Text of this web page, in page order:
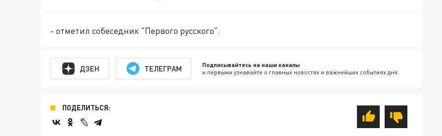
- отметил собеседник "Первого русского".
ДЗЕН ТЕЛЕГРАМ Подписывайтесь на наши каналы
и первыми узнавайте о главных новостях и важнейших событиях дня.
ПОДЕЛИТЬСЯ: